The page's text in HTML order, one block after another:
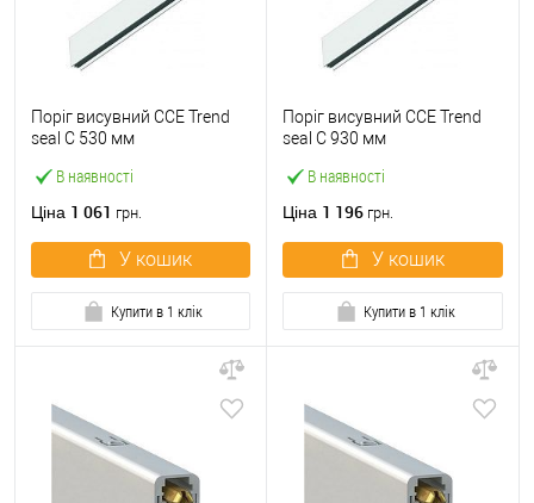
В наявності
Поріг висувний CCE Trend
seal С 530 мм
Ціна 1 061 грн.
У кошик
Купити в 1 клік
В наявності
Поріг висувний CCE Trend
seal С 930 мм
Ціна 1 196 грн.
У кошик
Купити в 1 клік